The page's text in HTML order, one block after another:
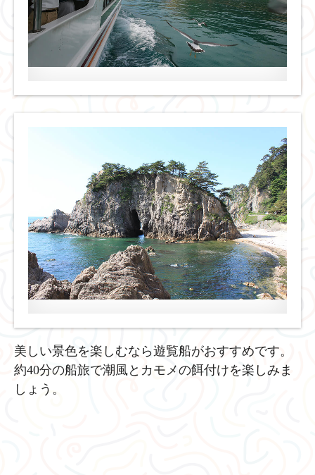
美しい景色を楽しむなら遊覧船がおすすめです。
約40分の船旅で潮風とカモメの餌付けを楽しみま
しょう。